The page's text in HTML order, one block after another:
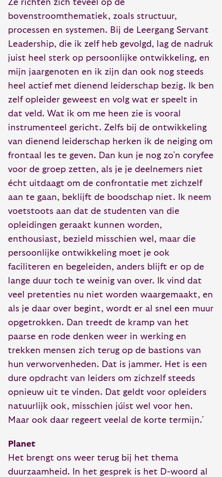
Ze richten zich teveel op de
bovenstroomthematiek, zoals structuur,
processen en systemen. Bij de Leergang Servant
Leadership, die ik zelf heb gevolgd, lag de nadruk
juist heel sterk op persoonlijke ontwikkeling, en
mijn jaargenoten en ik zijn dan ook nog steeds
heel actief met dienend leiderschap bezig. Ik ben
zelf opleider geweest en volg wat er speelt in
dat veld. Wat ik om me heen zie is vooral
instrumenteel gericht. Zelfs bij de ontwikkeling
van dienend leiderschap herken ik de neiging om
frontaal les te geven. Dan kun je nog zo’n coryfee
voor de groep zetten, als je je deelnemers niet
écht uitdaagt om de confrontatie met zichzelf
aan te gaan, beklijft de boodschap niet. Ik neem
voetstoots aan dat de studenten van die
opleidingen geraakt kunnen worden,
enthousiast, bezield misschien wel, maar die
persoonlijke ontwikkeling moet je ook
faciliteren en begeleiden, anders blijft er op de
lange duur toch te weinig van over. Ik vind dat
veel pretenties nu niet worden waargemaakt, en
als je daar over begint, wordt er al snel een muur
opgetrokken. Dan treedt de kramp van het
paarse en rode denken weer in werking en
trekken mensen zich terug op de bastions van
hun verworvenheden. Dat is jammer. Het is een
dure opdracht van leiders om zichzelf steeds
opnieuw uit te vinden. Dat geldt voor opleiders
natuurlijk ook, misschien júist wel voor hen.
Maar ook daar regeert veelal de korte termijn.’
Planet
Het brengt ons weer terug bij het thema
duurzaamheid. In het gesprek is het D-woord al